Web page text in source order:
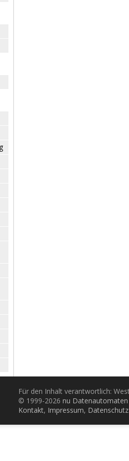
Für den Inhalt verantwortlich:
© 1999-2026 nu
Kontakt, Impressum, Datenschutz